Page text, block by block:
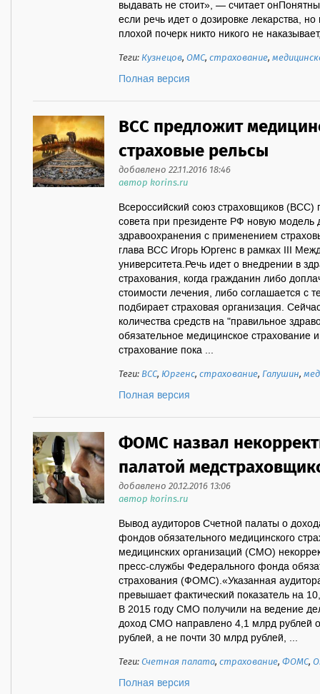
выдавать не стоит», — считает
если речь идет о дозировке лекарства,
плохой почерк никто никого не
Теги:Кузнецов,ОМС,страхование,
Полная версия
ВСС предложит
страховые рельсы
добавлено 22.11.2016 18:46
автор korins.ru
Всероссийский союз страховщиков (ВСС)
совета при президенте РФ новую модель
здравоохранения с применением
глава ВСС Игорь Юргенс в рамках III
университета.Речь идет о внедрении в
страхования, когда гражданин либо
стоимости лечения, либо соглашается с
подбирает страховая организация.
количества средств на "правильное
обязательное медицинское страхование
страхование пока ...
Теги:ВСС, Юргенс,страхование, Галушин,
Полная версия
ФОМС назвал
палатой
добавлено 20.12.2016 13:06
автор korins.ru
Вывод аудиторов Счетной палаты о
фондов обязательного медицинского
медицинских организаций (СМО)
пресс-службы Федерального фонда
страхования (ФОМС).«Указанная
превышает фактический показатель на
В 2015 году СМО получили на ведение
доход СМО направлено 4,1 млрд рублей
рублей, а не почти 30 млрд рублей, ...
Теги:Счетная палата,страхование,ФОМС,
Полная версия